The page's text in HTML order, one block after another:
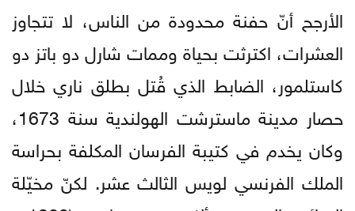
الأرجح أنّ حفنة محدودة من الناس، لا تتجاوز
العشرات، اكترثت بحياة وممات شارل دو باتز دو
كاستلمور، الضابط الذي قُتل بطلق ناري خلال
حصار مدينة ماسترشت الهولندية سنة 1673،
وكان يخدم في كتيبة الفرسان المكلفة بحراسة
الملك الفرنسي لويس الثالث عشر. لكنّ مخيّلة